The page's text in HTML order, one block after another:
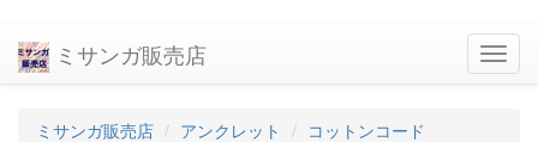
ミサンガ販売店
ミサンガ販売店 アンクレット
コットンコード